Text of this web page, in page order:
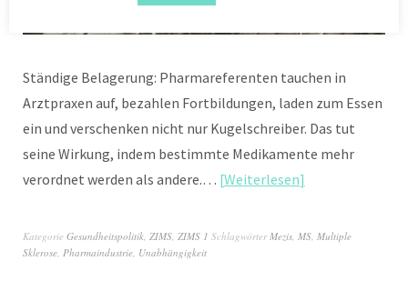
Ständige Belagerung: Pharmareferenten tauchen in
Arztpraxen auf, bezahlen Fortbildungen, laden zum Essen
ein und verschenken nicht nur Kugelschreiber. Das tut
seine Wirkung, indem bestimmte Medikamente mehr
verordnet werden als andere.… Weiterlesen
Kategorie Gesundheitspolitik ZIMS ZIMS 1 Schlagwörter Mezis MS Multiple
Sklerose Pharmaindustrie Unabhängigkeit